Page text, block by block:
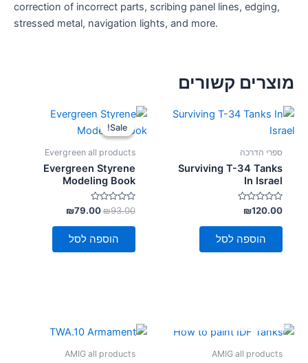
correction of incorrect parts, scribing panel lines, edging,
stressed metal, navigation lights, and more.
מוצרים קשורים
ספרי הדרכה
Surviving T-34 Tanks
In Israel
דורג
0
מתוך
₪120.00
הוספה לסל
Sale!
Sale!
Evergreen all products
Evergreen Styrene
Modeling Book
דורג
0
מתוך
₪93.00
המחיר
המקורי
היה:
₪79.00
המחיר
הוספה לסל
AMIG all products
AMIG all products